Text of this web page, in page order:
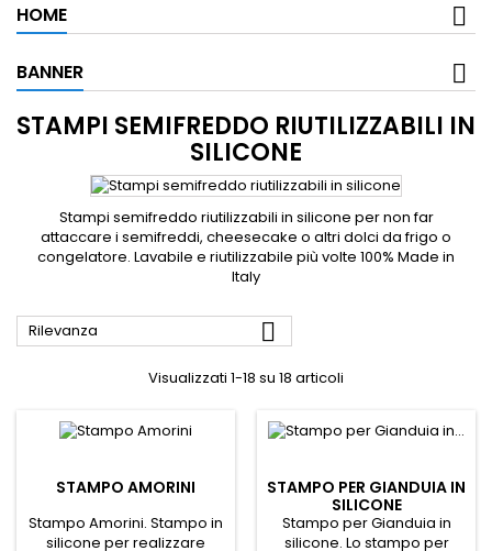
HOME
BANNER
STAMPI SEMIFREDDO RIUTILIZZABILI IN
SILICONE
Stampi semifreddo riutilizzabili in silicone per non far
attaccare i semifreddi, cheesecake o altri dolci da frigo o
congelatore. Lavabile e riutilizzabile più volte 100% Made in
Italy
Rilevanza 
Visualizzati 1-18 su 18 articoli
STAMPO AMORINI
Stampo Amorini. Stampo in
silicone per realizzare
STAMPO PER GIANDUIA IN
SILICONE
Stampo per Gianduia in
silicone. Lo stampo per